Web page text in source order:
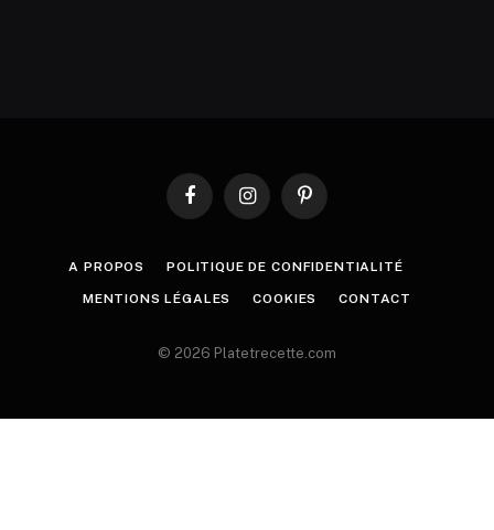
FacebookInstagramPinterest
A PROPOS POLITIQUE DE CONFIDENTIALITÉ
MENTIONS LÉGALES COOKIES CONTACT
© 2026 Platetrecette.com